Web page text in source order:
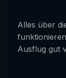
Alles über
Ausflug gut